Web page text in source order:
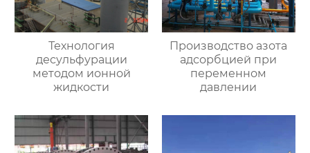
Технология
десульфурации
методом ионной
жидкости
Производство азота
адсорбцией при
переменном
давлении